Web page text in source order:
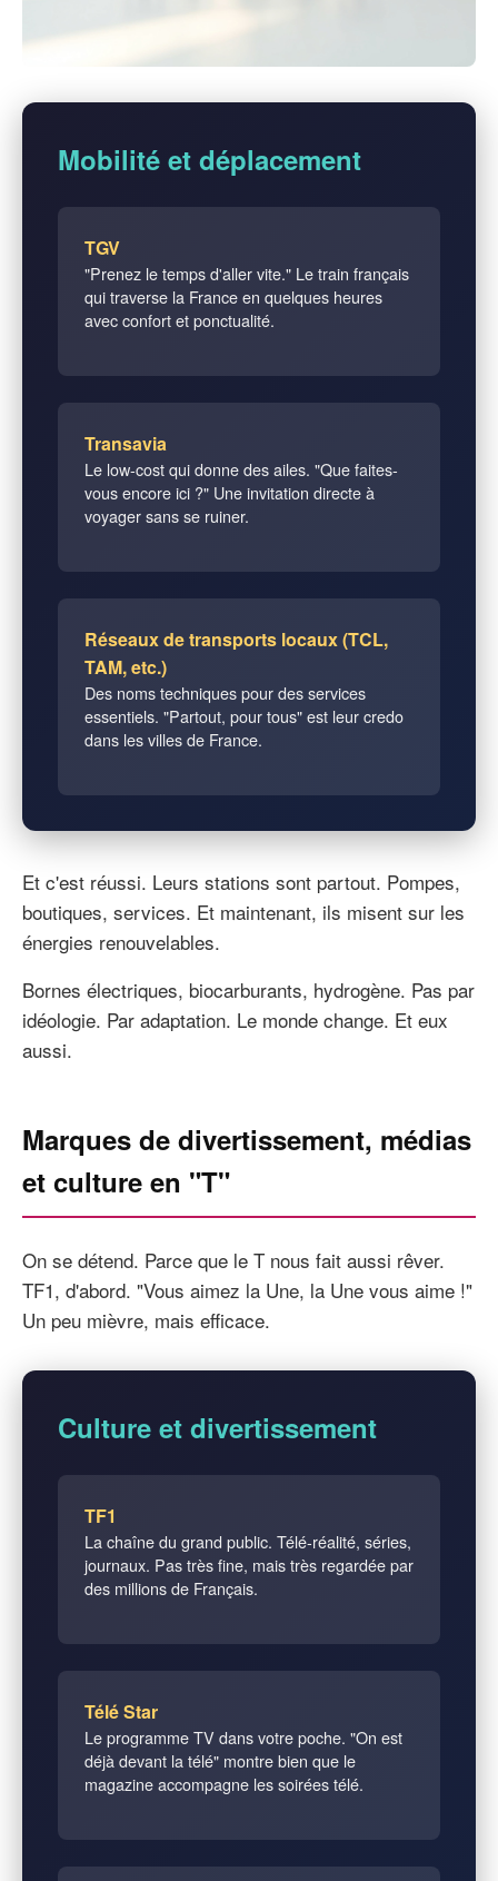
Mobilité et déplacement
TGV
"Prenez le temps d'aller vite." Le train français
qui traverse la France en quelques heures
avec confort et ponctualité.
Transavia
Le low-cost qui donne des ailes. "Que faites-
vous encore ici ?" Une invitation directe à
voyager sans se ruiner.
Réseaux de transports locaux (TCL,
TAM, etc.)
Des noms techniques pour des services
essentiels. "Partout, pour tous" est leur credo
dans les villes de France.
Et c'est réussi. Leurs stations sont partout. Pompes,
boutiques, services. Et maintenant, ils misent sur les
énergies renouvelables.
Bornes électriques, biocarburants, hydrogène. Pas par
idéologie. Par adaptation. Le monde change. Et eux
aussi.
Marques de divertissement, médias
et culture en "T"
On se détend. Parce que le T nous fait aussi rêver.
TF1, d'abord. "Vous aimez la Une, la Une vous aime !"
Un peu mièvre, mais efficace.
Culture et divertissement
TF1
La chaîne du grand public. Télé-réalité, séries,
journaux. Pas très fine, mais très regardée par
des millions de Français.
Télé Star
Le programme TV dans votre poche. "On est
déjà devant la télé" montre bien que le
magazine accompagne les soirées télé.